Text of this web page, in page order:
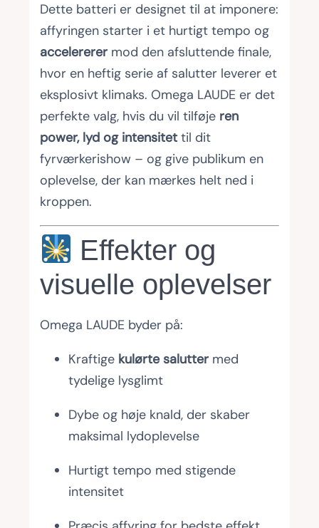
Dette batteri er designet til at imponere:
affyringen starter i et hurtigt tempo og
accelererermod den afsluttende finale,
hvor en heftig serie af salutter leverer et
eksplosivt klimaks. Omega LAUDE er det
perfekte valg, hvis du vil tilføje ren
power, lyd og intensitettil dit
fyrværkerishow – og give publikum en
oplevelse, der kan mærkes helt ned i
kroppen.
Effekter og
visuelle oplevelser
Omega LAUDE byder på:
Kraftige kulørte saluttermed
tydelige lysglimt
Dybe og høje knald, der skaber
maksimal lydoplevelse
Hurtigt tempo med stigende
intensitet